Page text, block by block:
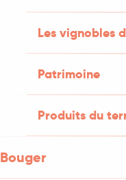
Les vignobles
Patrimoine
Produits du
Bouger